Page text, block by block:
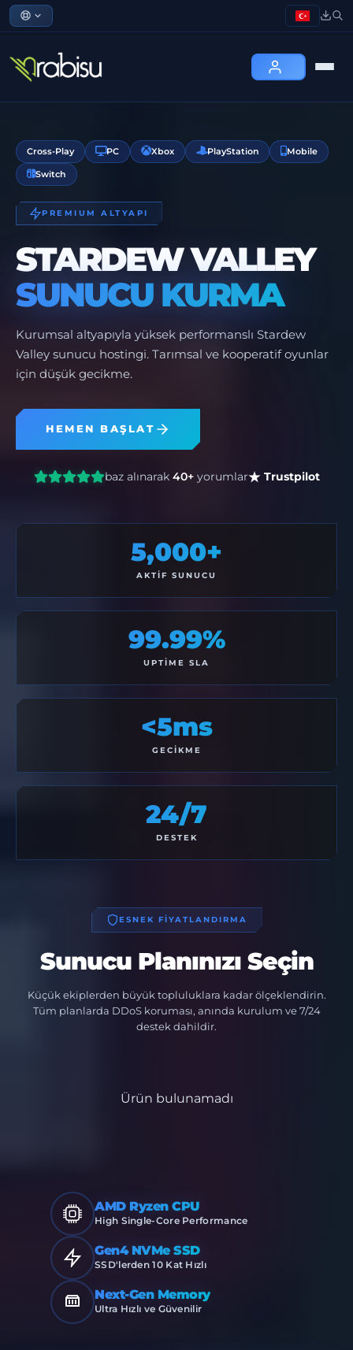
Cross-Play PC Xbox PlayStation Mobile
Switch
PREMIUM ALTYAPI
STARDEW VALLEY
SUNUCU KURMA
Kurumsal altyapıyla yüksek performanslı Stardew
Valley sunucu hostingi. Tarımsal ve kooperatif oyunlar
için düşük gecikme.
HEMEN BAŞLAT
baz alınarak 40+yorumlar Trustpilot
5,000+
AKTIF SUNUCU
99.99%
UPTIME SLA
<5ms
GECIKME
24/7
DESTEK
ESNEK FİYATLANDIRMA
Sunucu Planınızı Seçin
Küçük ekiplerden büyük topluluklara kadar ölçeklendirin.
Tüm planlarda DDoS koruması, anında kurulum ve 7/24
destek dahildir.
Ürün bulunamadı
AMD Ryzen CPU
High Single-Core Performance
Gen4 NVMe SSD
SSD'lerden 10 Kat Hızlı
Next-Gen Memory
Ultra Hızlı ve Güvenilir